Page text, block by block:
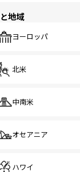
地域
ヨーロッパ
北米
中南米
オセアニア
ハワイ